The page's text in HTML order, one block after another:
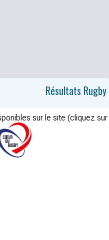
Résultats Rugby
sur le site (cliquez sur